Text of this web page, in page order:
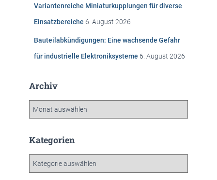
Variantenreiche Miniaturkupplungen für diverse
Einsatzbereiche 6. August 2026
Bauteilabkündigungen: Eine wachsende Gefahr
für industrielle Elektroniksysteme 6. August 2026
Archiv
h
Kategorien